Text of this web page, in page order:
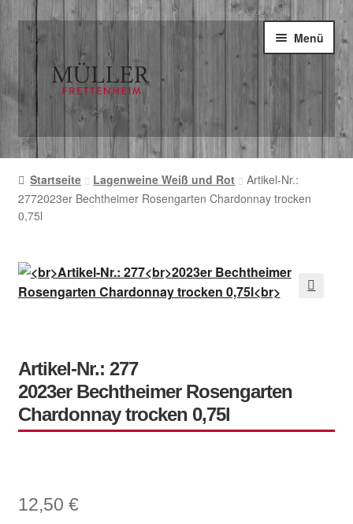
Zur
Navigation
springen
Zum
Inhalt
springen
Menü
Start
AGB
Kasse
Mein Konto
Warenkorb
Startseite Lagenweine Weiß und Rot
Artikel-Nr.:
2772023er Bechtheimer Rosengarten Chardonnay trocken
0,75l
Artikel-Nr.: 277
2023er Bechtheimer Rosengarten
Chardonnay trocken 0,75l
12,50 €